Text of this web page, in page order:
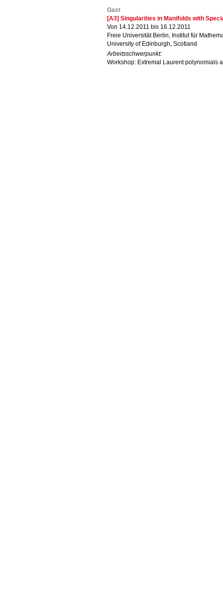
Gast
[A3] Singularities in Manifolds with
Von 14.12.2011 bis 16.12.2011
Freie Universität Berlin, Institut für
University of Edinburgh, Scotland
Arbeitsschwerpunkt:
Workshop: Extremal Laurent polynomials